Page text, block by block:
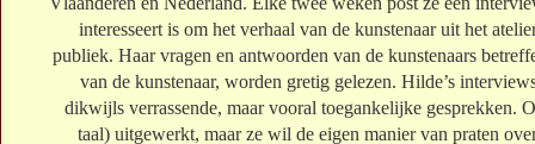
interesseert is om het verhaal van de kunstenaar uit het
publiek. Haar vragen en antwoorden van de kunstenaars
van de kunstenaar, worden gretig gelezen. Hilde’s
dikwijls verrassende, maar vooral toegankelijke gesprekken.
taal) uitgewerkt, maar ze wil de eigen manier van praten